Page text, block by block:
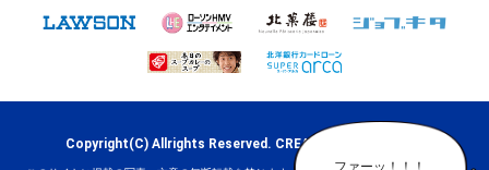
Copyright(C) Allrights Reserved. CREATIVE OFFICE CUE
ファーッ！！！